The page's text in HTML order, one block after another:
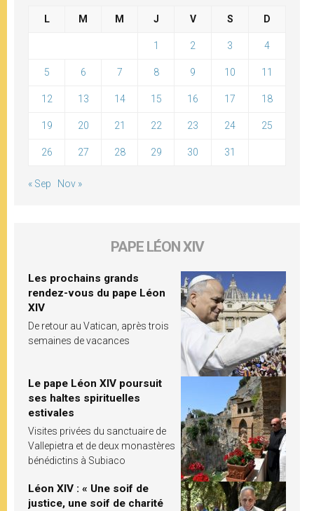
L M M J V S D
1 2 3 4
5 6 7 8 9 10 11
12 13 14 15 16 17 18
19 20 21 22 23 24 25
26 27 28 29 30 31
« Sep Nov »
PAPE LÉON XIV
Les prochains grands
rendez-vous du pape Léon
XIV
De retour au Vatican, après trois
semaines de vacances
Le pape Léon XIV poursuit
ses haltes spirituelles
estivales
Visites privées du sanctuaire de
Vallepietra et de deux monastères
bénédictins à Subiaco
Léon XIV : « Une soif de
justice, une soif de charité